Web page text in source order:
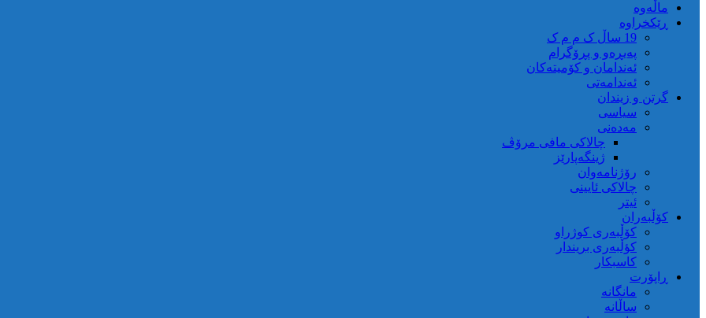
ماڵه‌وه‌
ڕێکخراوە
19 ساڵ ک م م ک
پەیڕەو و پڕۆگرام
ئەندامان و کۆمیتەکان
ئەندامەتی
گرتن و زیندان
سیاسی
مەدەنی
چالاکی مافی مرۆڤ
ژینگەپارێز
رۆژنامەوان
چالاکی ئایینی
ئیتر
کۆڵبەران
کۆڵبەری کوژراو
کؤڵبەری بریندار
کاسبکار
ڕاپۆرت
مانگانە
ساڵانە